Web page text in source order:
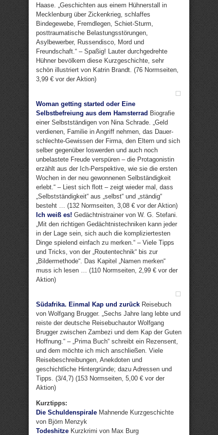
Haase. „Geschichten aus einem Hühnerstall in
Mecklenburg über Zickenkrieg, schlaffes
Bindegewebe, Fremdlegen, Schiet-Sturm,
posttraumatische Belastungsstörungen,
Asylbewerber, Russendisco, Mord und
Freundschaft.“ – Spaßig! Lauter durchgedrehte
Hühner bevölkern diese Kurzgeschichte, sehr
schön illustriert von Katrin Brandt. (76 Normseiten,
3,99 € vor der Aktion)
Woman getting started oder Eine
Selbstbefreiung aus dem Hamsterrad Biografie
einer Selbstständigen von Nina Schrade. „Geld
verdienen, Familie in Angriff nehmen, das Dauer-
schlechte-Gewissen der Firma, den Eltern und sich
selber gegenüber loswerden und auch noch
unbelastete Freude verspüren – die Protagonistin
erzählt aus der Ich-Perspektive, wie sie die ersten
Wochen in der neu gewonnenen Selbständigkeit
erlebt.“ – Liest sich flott – zeigt wieder mal, dass
„Selbstständigkeit“ aus „selbst“ und „ständig“
besteht … (132 Normseiten, 3,08 € vor der Aktion)
Ich weiß es! Gedächtnistrainer von W. G. Stefani.
„Mit den richtigen Gedächtnistechniken kann jeder
in der Lage sein, sich auch die kompliziertesten
Dinge spielend einfach zu merken.“ – Viele Tipps
und Tricks, von der „Routentechnik“ bis zur
„Bildermethode“. Das Kapitel „Namen merken“
muss ich lesen … (110 Normseiten, 2,99 € vor der
Aktion)
Südafrika. Einmal Kap und zurück Reisebuch
von Wolfgang Brugger. „Sechs Jahre lang lebte und
reiste der deutsche Reisebuchautor Wolfgang
Brugger zwischen Zambezi und dem Kap der Guten
Hoffnung.“ – „Prima Buch“ schreibt ein Rezensent,
und dem möchte ich mich anschließen. Viele
Reisebeschreibungen, Anekdoten und
geschichtliche Hintergründe; dazu Adressen und
Tipps. (3/4,7) (153 Normseiten, 5,00 € vor der
Aktion)
Kurztipps:
Die Schuldenspirale Mahnende Kurzgeschichte
von Björn Menzyk
Todeshitze Kurzkrimi von Max Burg